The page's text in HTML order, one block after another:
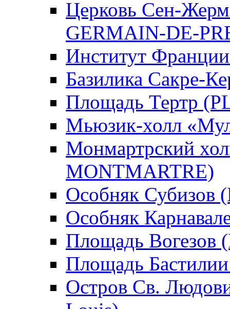
Церковь Сен-
GERMAIN-DE-
Институт
Базилика Сакре-
Площадь Тертр
Мьюзик-холл
Монмартрский
MONTMARTRE)
Особняк Субизов
Особняк
Площадь Вогезов
Площадь
Остров Св.